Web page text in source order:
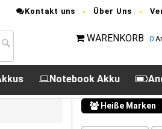
Kontakt uns Über Uns
WARENKORB 0
Notebook Akku
Heiße Marken